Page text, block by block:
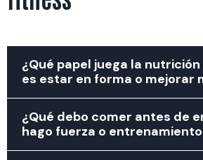
¿Qué papel juega la
es estar en forma o mejorar
¿Qué debo comer antes de
hago fuerza o